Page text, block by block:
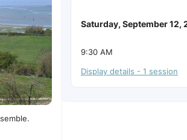
Saturday, September 12,
9:30 AM
Display details - 1 session